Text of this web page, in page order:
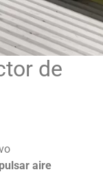
de
aire